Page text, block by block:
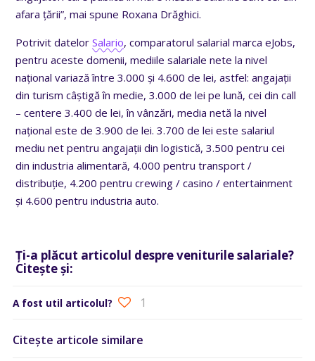
afara țării”, mai spune Roxana Drăghici.
Potrivit datelorSalario, comparatorul salarial marca eJobs,
pentru aceste domenii, mediile salariale nete la nivel
național variază între 3.000 și 4.600 de lei, astfel: angajații
din turism câștigă în medie, 3.000 de lei pe lună, cei din call
– centere 3.400 de lei, în vânzări, media netă la nivel
național este de 3.900 de lei. 3.700 de lei este salariul
mediu net pentru angajații din logistică, 3.500 pentru cei
din industria alimentară, 4.000 pentru transport /
distribuție, 4.200 pentru crewing / casino / entertainment
și 4.600 pentru industria auto.
Ți-a plăcut articolul despre veniturile salariale?
Citește și:
A fost util articolul? 1
Citește articole similare